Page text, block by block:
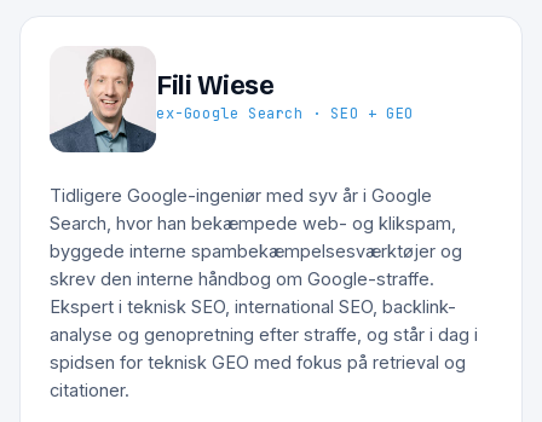
Fili Wiese
ex-Google Search · SEO + GEO
Tidligere Google-ingeniør med syv år i Google
Search, hvor han bekæmpede web- og klikspam,
byggede interne spambekæmpelsesværktøjer og
skrev den interne håndbog om Google-straffe.
Ekspert i teknisk SEO, international SEO, backlink-
analyse og genopretning efter straffe, og står i dag i
spidsen for teknisk GEO med fokus på retrieval og
citationer.